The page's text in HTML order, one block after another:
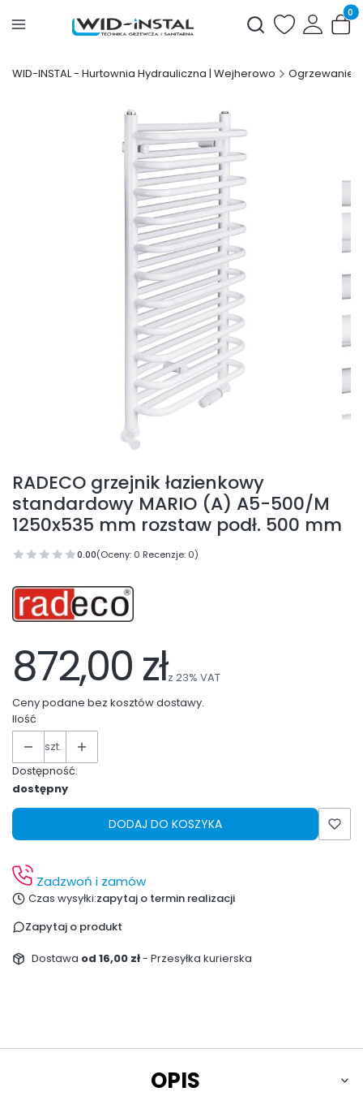
Otwórz
WID-INSTAL - Hurtownia Hydrauliczna | Wejherowo Ogrzewanie
RADECO grzejnik łazienkowy
standardowy MARIO (A) A5-500/M
1250x535 mm rozstaw podł. 500 mm
0.00(Oceny: 0 Recenzje: 0)
872,00 złz 23% VAT
Ceny podane bez kosztów dostawy.
Ilość
szt.
Dostępność:
dostępny
DODAJ DO KOSZYKA
Zadzwoń i zamów
Czas wysyłki:zapytaj o termin realizacji
Zapytaj o produkt
Dostawa od 16,00 zł- Przesyłka kurierska
OPIS